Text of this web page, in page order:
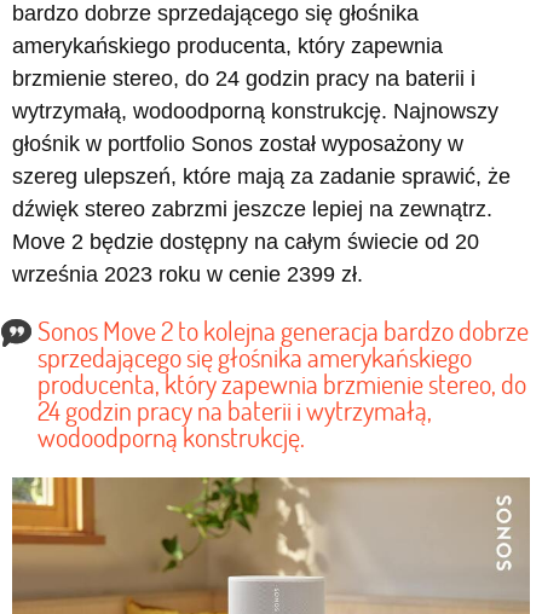
bardzo dobrze sprzedającego się głośnika
amerykańskiego producenta, który zapewnia
brzmienie stereo, do 24 godzin pracy na baterii i
wytrzymałą, wodoodporną konstrukcję. Najnowszy
głośnik w portfolio Sonos został wyposażony w
szereg ulepszeń, które mają za zadanie sprawić, że
dźwięk stereo zabrzmi jeszcze lepiej na zewnątrz.
Move 2 będzie dostępny na całym świecie od 20
września 2023 roku w cenie 2399 zł.
Sonos Move 2 to kolejna generacja bardzo dobrze
sprzedającego się głośnika amerykańskiego
producenta, który zapewnia brzmienie stereo, do
24 godzin pracy na baterii i wytrzymałą,
wodoodporną konstrukcję.